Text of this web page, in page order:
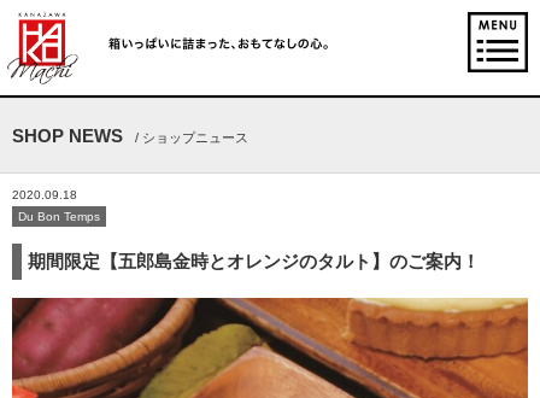
SHOP NEWS / ショップニュース
2020.09.18
Du Bon Temps
期間限定【五郎島金時とオレンジのタルト】のご案内！